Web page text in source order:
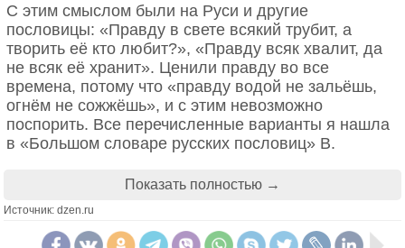
Оно служит как бы предупреждением, что не
нужно поминать старое, уже наступил другой день,
другое время. Но изначально у пословицы было
продолжение:
“Кто старое помянет — тому глаз вон, а кто забудет
— тому оба”.
Человека не нужно постоянно попрекать его
стоит. Суть простая — ошибки нужно прощать, но
расслабляться не нужно.
С этим смыслом были на Руси и другие
пословицы: «Правду в свете всякий трубит, а
творить её кто любит?», «Правду всяк хвалит, да
не всяк её хранит». Ценили правду во все
времена, потому что «правду водой не зальёшь,
огнём не сожжёшь», и с этим невозможно
поспорить. Все перечисленные варианты я нашла
в «Большом словаре русских пословиц» В.
творит» был зафиксирован В. Далем в
«Пословицах русского народа».
Показать полностью →
Источник: dzen.ru